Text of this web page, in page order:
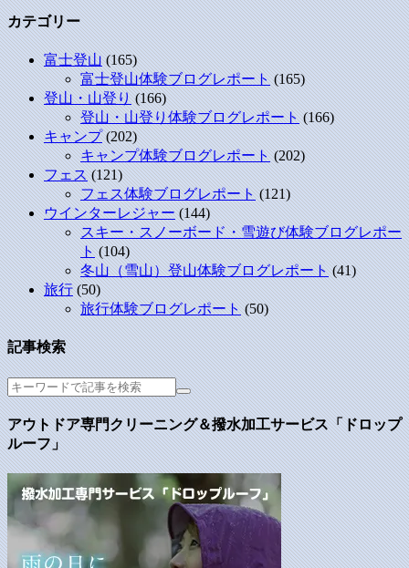
カテゴリー
富士登山(165)
富士登山体験ブログレポート(165)
登山・山登り(166)
登山・山登り体験ブログレポート(166)
キャンプ(202)
キャンプ体験ブログレポート(202)
フェス(121)
フェス体験ブログレポート(121)
ウインターレジャー(144)
スキー・スノーボード・雪遊び体験ブログレポー
ト(104)
冬山（雪山）登山体験ブログレポート(41)
旅行(50)
旅行体験ブログレポート(50)
記事検索
アウトドア専門クリーニング＆撥水加工サービス「ドロップ
ルーフ」